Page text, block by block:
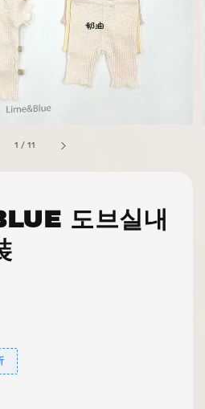
1 /11
도브실내